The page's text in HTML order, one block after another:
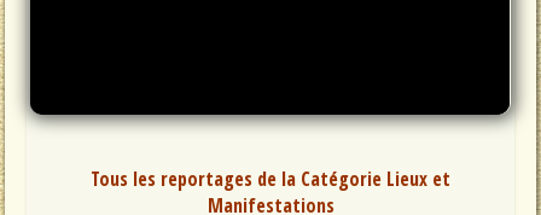
Tous les reportages de la Catégorie Lieux et
Manifestations